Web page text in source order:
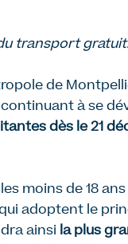
transport
de
à se
dès le 21
moins de 18 ans
adoptent le
ainsi la plus